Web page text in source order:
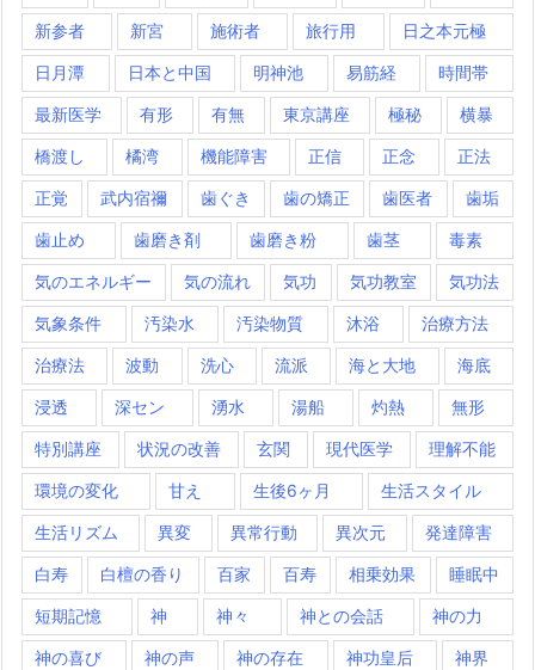
新参者 新宮 施術者 旅行用 日之本元極
日月潭 日本と中国 明神池 易筋経 時間帯
最新医学 有形 有無 東京講座 極秘 横暴
橋渡し 橘湾 機能障害 正信 正念 正法
正覚 武内宿禰 歯ぐき 歯の矯正 歯医者 歯垢
歯止め 歯磨き剤 歯磨き粉 歯茎 毒素
気のエネルギー 気の流れ 気功 気功教室 気功法
気象条件 汚染水 汚染物質 沐浴 治療方法
治療法 波動 洗心 流派 海と大地 海底
浸透 深セン 湧水 湯船 灼熱 無形
特別講座 状況の改善 玄関 現代医学 理解不能
環境の変化 甘え 生後6ヶ月 生活スタイル
生活リズム 異変 異常行動 異次元 発達障害
白寿 白檀の香り 百家 百寿 相乗効果 睡眠中
短期記憶 神 神々 神との会話 神の力
神の喜び 神の声 神の存在 神功皇后 神界